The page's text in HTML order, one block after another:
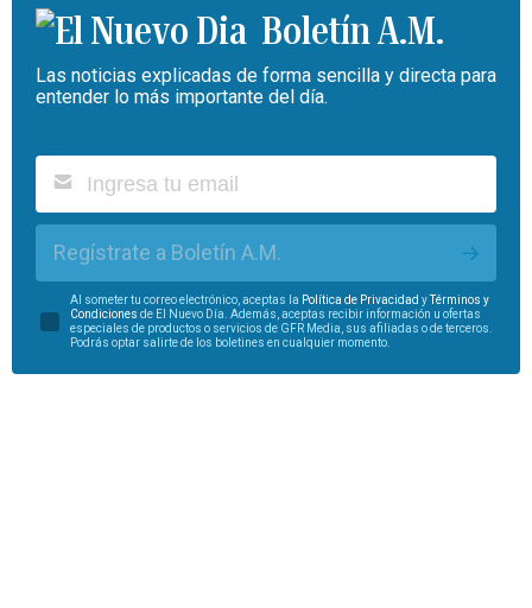
Boletín A.M.
Las noticias explicadas de forma sencilla y directa para
entender lo más importante del día.
Regístrate a Boletín A.M.
Al someter tu correo electrónico, aceptas la Política de Privacidad yTérminos y
Condiciones de El Nuevo Día. Además, aceptas recibir información u ofertas
especiales de productos o servicios de GFR Media, sus afiliadas o de terceros.
Podrás optar salirte de los boletines en cualquier momento.